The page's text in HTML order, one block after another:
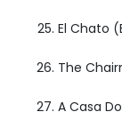
El Chato
The
A Casa